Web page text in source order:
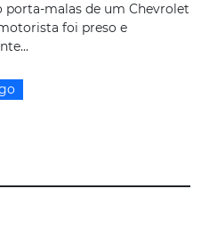
porta-malas de um Chevrolet
foi preso e